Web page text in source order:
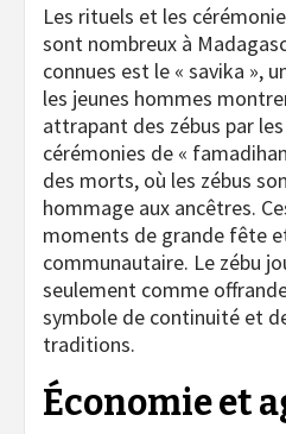
Les rituels et les
sont nombreux à
connues est le « savika »,
les jeunes hommes
attrapant des zébus par
cérémonies de «
des morts, où les zébus
hommage aux ancêtres.
moments de grande fête
communautaire. Le zébu
seulement comme
symbole de continuité et
traditions.
Économie et